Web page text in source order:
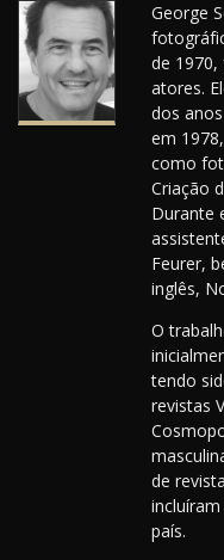
George
de
atores.
dos
em
como
Criação
Durante
Feurer,
inglês,
O
tendo
revistas
de
país.